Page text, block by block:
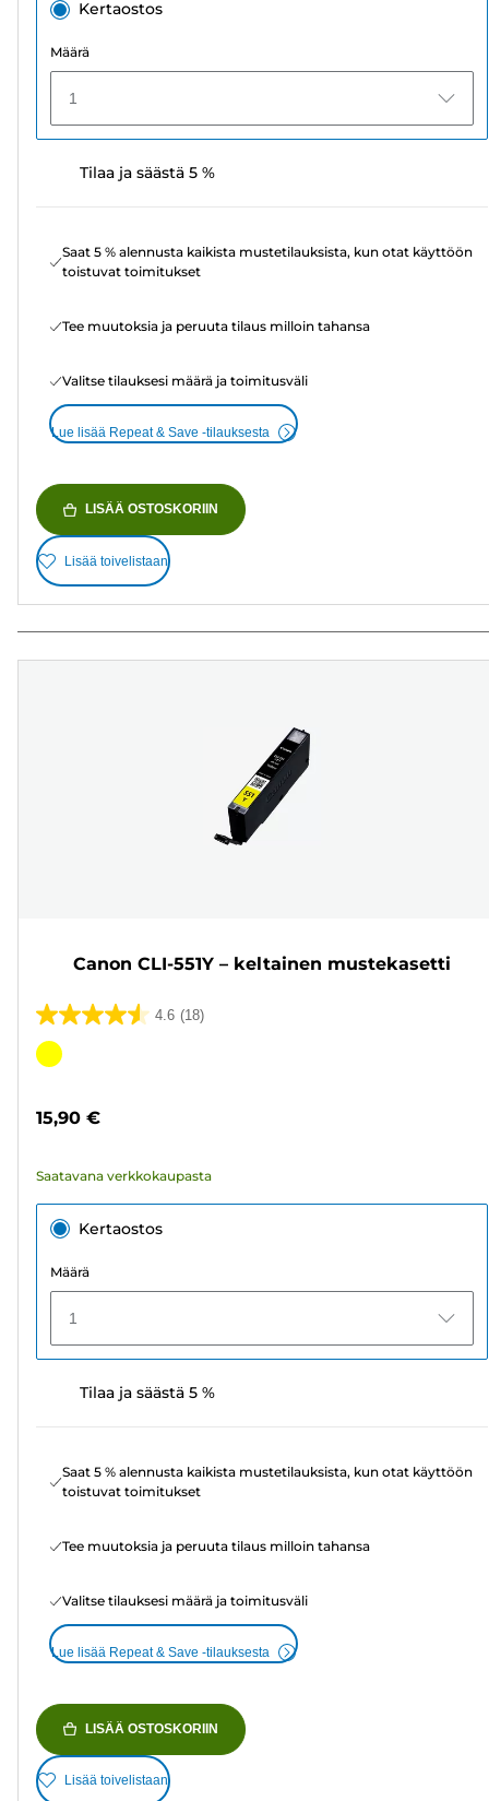
Kertaostos
Määrä
1
Tilaa ja säästä 5 %
Saat 5 % alennusta kaikista mustetilauksista, kun otat käyttöön
toistuvat toimitukset
Tee muutoksia ja peruuta tilaus milloin tahansa
Valitse tilauksesi määrä ja toimitusväli
Lue lisää Repeat & Save -tilauksesta
LISÄÄ OSTOSKORIIN
Lisää toivelistaan
Canon CLI-551Y – keltainen mustekasetti
4.6 (18)
4.6/5
tähteä.
Värikasetti
15,90 €
Saatavana verkkokaupasta
Kertaostos
Määrä
1
Tilaa ja säästä 5 %
Saat 5 % alennusta kaikista mustetilauksista, kun otat käyttöön
toistuvat toimitukset
Tee muutoksia ja peruuta tilaus milloin tahansa
Valitse tilauksesi määrä ja toimitusväli
Lue lisää Repeat & Save -tilauksesta
LISÄÄ OSTOSKORIIN
Lisää toivelistaan